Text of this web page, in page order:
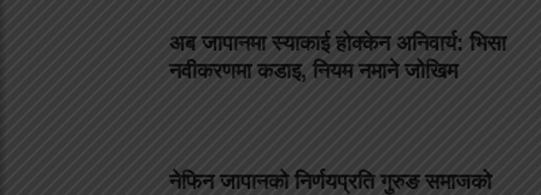
अब जापानमा स्याकाई होक्केन अनिवार्य: भिसा
नवीकरणमा कडाइ, नियम नमाने जोखिम
नेफिन जापानको निर्णयप्रति गुरुङ समाजको